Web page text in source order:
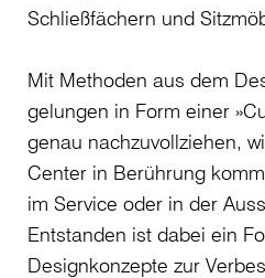
Schließfächern und
Mit Methoden aus dem
gelungen in Form einer
genau nachzuvollziehen,
Center in Berührung
im Service oder in der
Entstanden ist dabei ein
Designkonzepte zur